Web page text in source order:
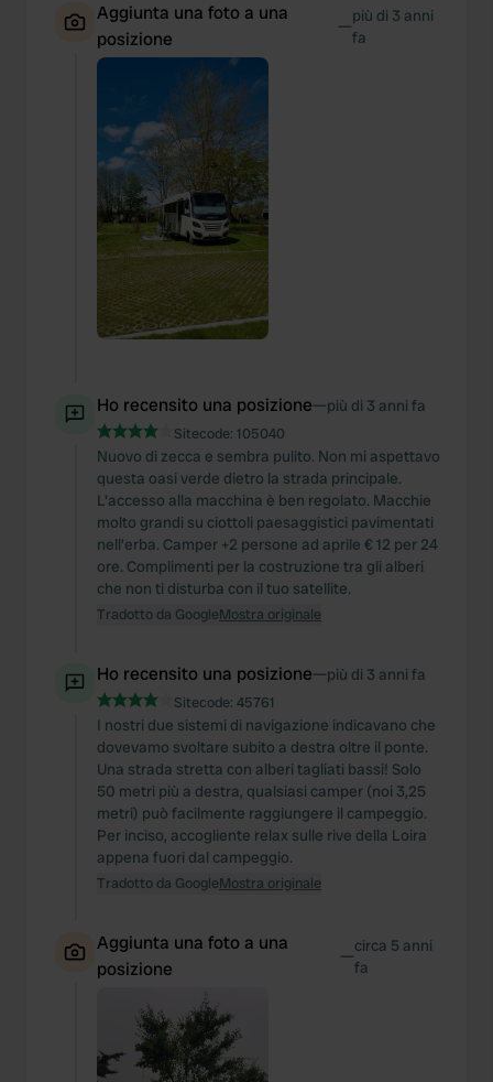
Aggiunta una foto a una
posizione
—più di 3 anni
fa
Ho recensito una posizione—più di 3 anni fa
Sitecode: 105040
Nuovo di zecca e sembra pulito. Non mi aspettavo
questa oasi verde dietro la strada principale.
L'accesso alla macchina è ben regolato. Macchie
molto grandi su ciottoli paesaggistici pavimentati
nell'erba. Camper +2 persone ad aprile € 12 per 24
ore. Complimenti per la costruzione tra gli alberi
che non ti disturba con il tuo satellite.
Tradotto da GoogleMostra originale
Ho recensito una posizione—più di 3 anni fa
Sitecode: 45761
I nostri due sistemi di navigazione indicavano che
dovevamo svoltare subito a destra oltre il ponte.
Una strada stretta con alberi tagliati bassi! Solo
50 metri più a destra, qualsiasi camper (noi 3,25
metri) può facilmente raggiungere il campeggio.
Per inciso, accogliente relax sulle rive della Loira
appena fuori dal campeggio.
Tradotto da GoogleMostra originale
Aggiunta una foto a una
posizione
—circa 5 anni
fa